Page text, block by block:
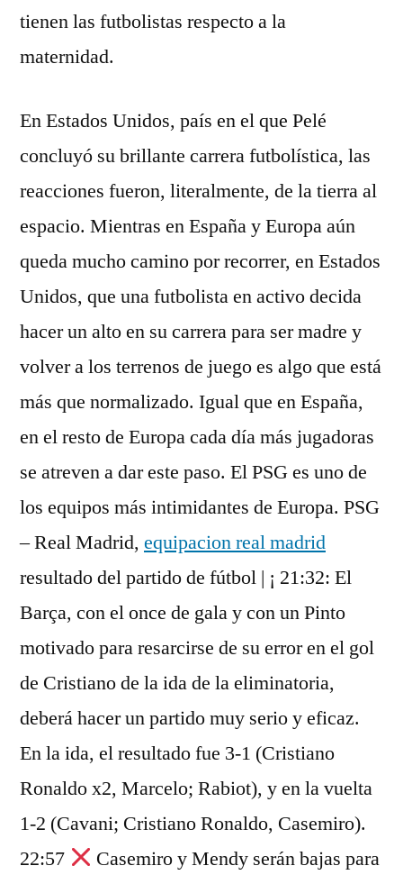
tienen las futbolistas respecto a la
maternidad.
En Estados Unidos, país en el que Pelé
concluyó su brillante carrera futbolística, las
reacciones fueron, literalmente, de la tierra al
espacio. Mientras en España y Europa aún
queda mucho camino por recorrer, en Estados
Unidos, que una futbolista en activo decida
hacer un alto en su carrera para ser madre y
volver a los terrenos de juego es algo que está
más que normalizado. Igual que en España,
en el resto de Europa cada día más jugadoras
se atreven a dar este paso. El PSG es uno de
los equipos más intimidantes de Europa. PSG
– Real Madrid, equipacion real madrid
resultado del partido de fútbol | ¡ 21:32: El
Barça, con el once de gala y con un Pinto
motivado para resarcirse de su error en el gol
de Cristiano de la ida de la eliminatoria,
deberá hacer un partido muy serio y eficaz.
En la ida, el resultado fue 3-1 (Cristiano
Ronaldo x2, Marcelo; Rabiot), y en la vuelta
1-2 (Cavani; Cristiano Ronaldo, Casemiro).
22:57
Casemiro y Mendy serán bajas para